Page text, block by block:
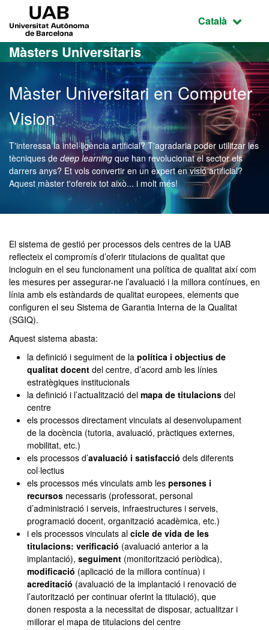
Ves al contingut principal
Ves a la navegació de la pàgina
Idioma
Català
Màsters Universitaris
Màster Universitari en Computer
Vision
T'interessa la intel·ligència artificial? T'agradaria poder utilitzar les
tècniques de deep learning que han revolucionat el sector els
darrers anys? Et vols convertir en un expert en visió artificial?
Aquest màster t'ofereix tot això... i molt més!
Màster Oficial -
El sistema de gestió per processos dels centres de la UAB
reflecteix el compromís d’oferir titulacions de qualitat que
incloguin en el seu funcionament una política de qualitat així com
les mesures per assegurar-ne l’avaluació i la millora contínues, en
línia amb els estàndards de qualitat europees, elements que
configuren el seu Sistema de Garantia Interna de la Qualitat
(SGIQ).
Aquest sistema abasta:
la definició i seguiment de la política i objectius de
qualitat docent del centre, d’acord amb les línies
estratègiques institucionals
la definició i l’actualització del mapa de titulacions del
centre
els processos directament vinculats al desenvolupament
de la docència (tutoria, avaluació, pràctiques externes,
mobilitat, etc.)
els processos d’avaluació i satisfacció dels diferents
col·lectius
els processos més vinculats amb les persones i
recursos necessaris (professorat, personal
d’administració i serveis, infraestructures i serveis,
programació docent, organització acadèmica, etc.)
i els processos vinculats al cicle de vida de les
titulacions: verificació (avaluació anterior a la
implantació), seguiment (monitorització periòdica),
modificació (aplicació de la millora contínua) i
acreditació (avaluació de la implantació i renovació de
l’autorització per continuar oferint la titulació), que
donen resposta a la necessitat de disposar, actualitzar i
millorar el mapa de titulacions del centre